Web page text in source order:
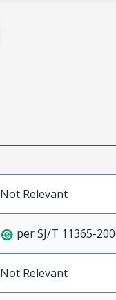
Not Relevant
per SJ/T 11365-
Not Relevant